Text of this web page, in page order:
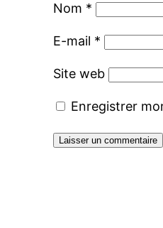
Nom *
E-mail *
Site web
Enregistrer